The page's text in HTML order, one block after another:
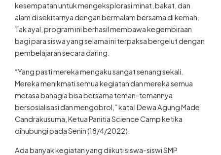
kesempatan untuk mengeksplorasi minat, bakat, dan
alam di sekitarnya dengan bermalam bersama di kemah.
Tak ayal, program ini berhasil membawa kegembiraan
bagi para siswa yang selama ini terpaksa bergelut dengan
pembelajaran secara daring.
“Yang pasti mereka mengaku sangat senang sekali.
Mereka menikmati semua kegiatan dan mereka semua
merasa bahagia bisa bersama teman-temannya
bersosialisasi dan mengobrol,” kata I Dewa Agung Made
Candrakusuma, Ketua Panitia Science Camp ketika
dihubungi pada Senin (18/4/2022).
Ada banyak kegiatan yang diikuti siswa-siswi SMP